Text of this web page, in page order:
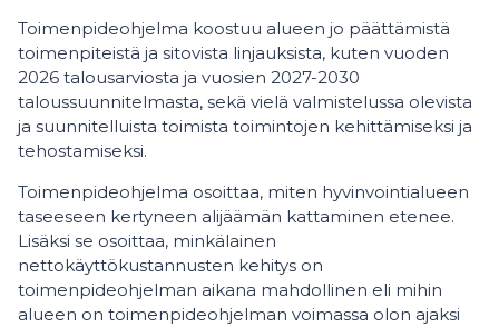
Toimenpideohjelma koostuu alueen jo päättämistä
toimenpiteistä ja sitovista linjauksista, kuten vuoden
2026 talousarviosta ja vuosien 2027-2030
taloussuunnitelmasta, sekä vielä valmistelussa olevista
ja suunnitelluista toimista toimintojen kehittämiseksi ja
tehostamiseksi.
Toimenpideohjelma osoittaa, miten hyvinvointialueen
taseeseen kertyneen alijäämän kattaminen etenee.
Lisäksi se osoittaa, minkälainen
nettokäyttökustannusten kehitys on
toimenpideohjelman aikana mahdollinen eli mihin
alueen on toimenpideohjelman voimassa olon ajaksi